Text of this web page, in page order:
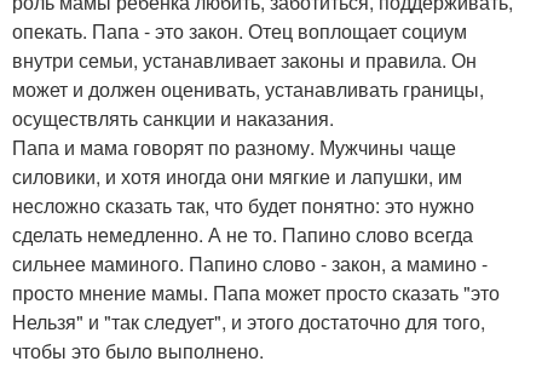
опекать. Папа - это закон. Отец воплощает социум
внутри семьи, устанавливает законы и правила. Он
может и должен оценивать, устанавливать границы,
осуществлять санкции и наказания.
Папа и мама говорят по разному. Мужчины чаще
силовики, и хотя иногда они мягкие и лапушки, им
несложно сказать так, что будет понятно: это нужно
сделать немедленно. А не то. Папино слово всегда
сильнее маминого. Папино слово - закон, а мамино -
просто мнение мамы. Папа может просто сказать "это
Нельзя" и "так следует", и этого достаточно для того,
чтобы это было выполнено.